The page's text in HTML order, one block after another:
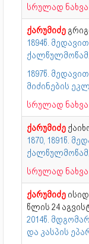
სრულად ნახვა
ქარუმიძე
1894წ.
1897წ.
მიძინების
სრულად ნახვა
ქარუმიძე
1870, 1891წ.
სრულად ნახვა
ქარუმიძე
წლის 24
2014წ.
და კასპის